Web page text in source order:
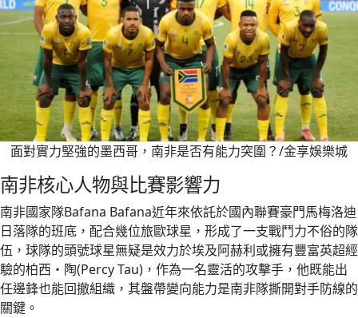
面對實力堅強的墨西哥，南非是否有能力突圍？/金享娛樂城
南非核心人物與比賽影響力
南非國家隊Bafana Bafana近年來依託於國內聯賽豪門馬梅洛迪
日落隊的班底，配合幾位旅歐球星，形成了一支戰鬥力不俗的隊
伍，球隊的頭號球星無疑是效力於埃及阿赫利或擁有豐富英超經
驗的柏西・陶(Percy Tau)，作為一名靈活的攻擊手，他既能出
任邊鋒也能回撤組織，其盤帶變向能力是南非隊撕開對手防線的
關鍵。